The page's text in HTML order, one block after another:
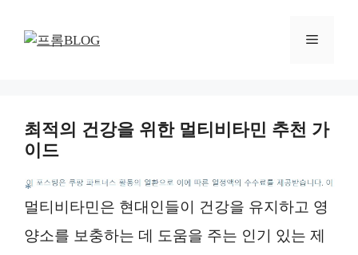
메
최적의 건강을 위한 멀티비타민 추천 가
이드
*
멀티비타민은 현대인들이 건강을 유지하고 영
양소를 보충하는 데 도움을 주는 인기 있는 제